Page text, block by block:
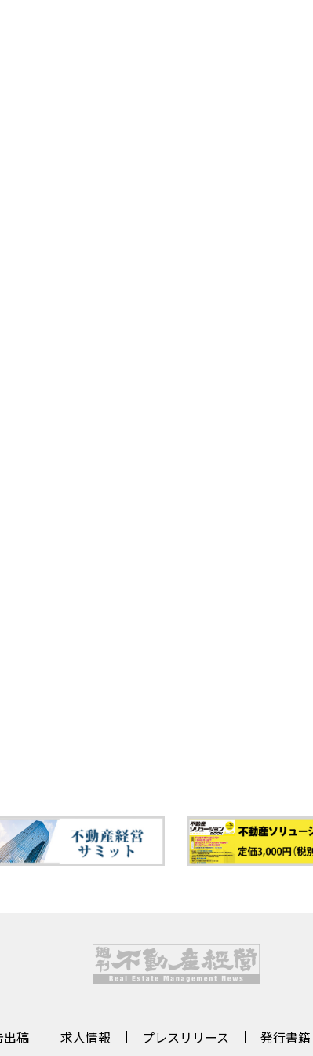
稿 求人情報 プレスリリース 発行書籍